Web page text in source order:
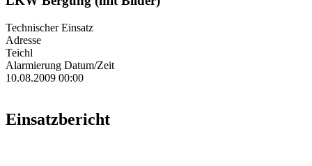
Technischer Einsatz
Adresse
Teichl
Alarmierung Datum/Zeit
10.08.2009 00:00
Einsatzbericht